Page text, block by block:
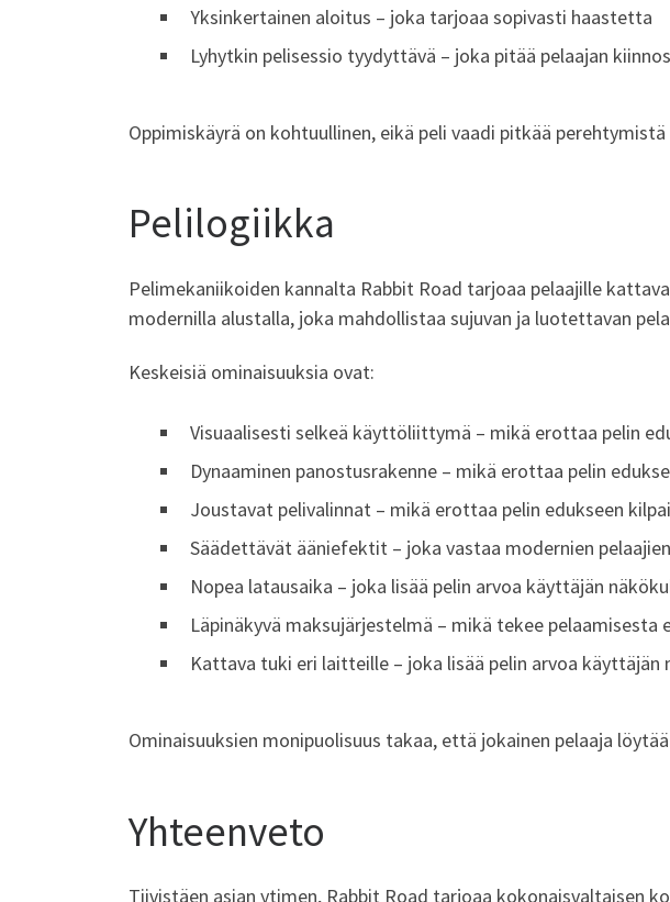
Yksinkertainen aloitus – joka tarjoaa sopivasti haastetta
Lyhytkin pelisessio tyydyttävä – joka pitää pelaajan
Oppimiskäyrä on kohtuullinen, eikä peli vaadi pitkää
Pelilogiikka
Pelimekaniikoiden kannalta Rabbit Road tarjoaa pelaajille
modernilla alustalla, joka mahdollistaa sujuvan ja luotettavan
Keskeisiä ominaisuuksia ovat:
Visuaalisesti selkeä käyttöliittymä – mikä erottaa pelin
Dynaaminen panostusrakenne – mikä erottaa pelin
Joustavat pelivalinnat – mikä erottaa pelin edukseen
Säädettävät ääniefektit – joka vastaa modernien
Nopea latausaika – joka lisää pelin arvoa käyttäjän
Läpinäkyvä maksujärjestelmä – mikä tekee pelaamisesta
Kattava tuki eri laitteille – joka lisää pelin arvoa käyttäjän
Ominaisuuksien monipuolisuus takaa, että jokainen pelaaja
Yhteenveto
Tiivistäen asian ytimen, Rabbit Road tarjoaa kokonaisvaltaisen